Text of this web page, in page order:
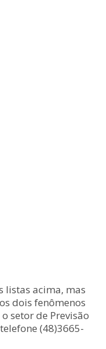
listas acima, mas
dois fenômenos
setor de Previsão
(48)3665-